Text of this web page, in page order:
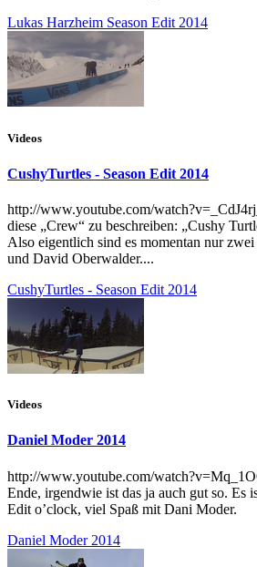
Lukas Harzheim Season Edit 2014
Videos
CushyTurtles - Season Edit 2014
http://www.youtube.com/
diese „Crew“ zu beschreiben: „Cushy
Also eigentlich sind es momentan nur
und David Oberwalder....
CushyTurtles - Season Edit 2014
Videos
Daniel Moder 2014
http://www.youtube.com/
Ende, irgendwie ist das ja auch gut so. Es
Edit o’clock, viel Spaß mit Dani Moder.
Daniel Moder 2014